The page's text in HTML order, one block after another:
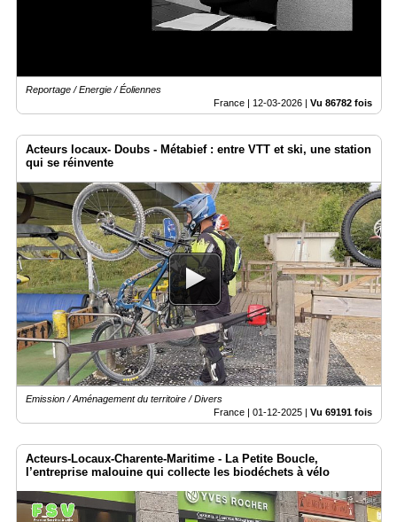
Reportage / Energie / Éoliennes
France | 12-03-2026 | Vu 86782 fois
Acteurs locaux- Doubs - Métabief : entre VTT et ski, une station
qui se réinvente
Emission / Aménagement du territoire / Divers
France | 01-12-2025 Vu 69191 fois
Acteurs-Locaux-Charente-Maritime - La Petite Boucle,
l’entreprise malouine qui collecte les biodéchets à vélo